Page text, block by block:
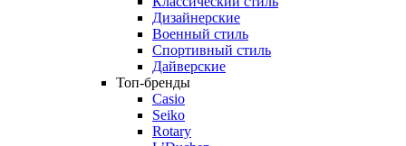
Дизайнерские
Военный стиль
Спортивный стиль
Дайверские
Топ-бренды
Casio
Seiko
Rotary